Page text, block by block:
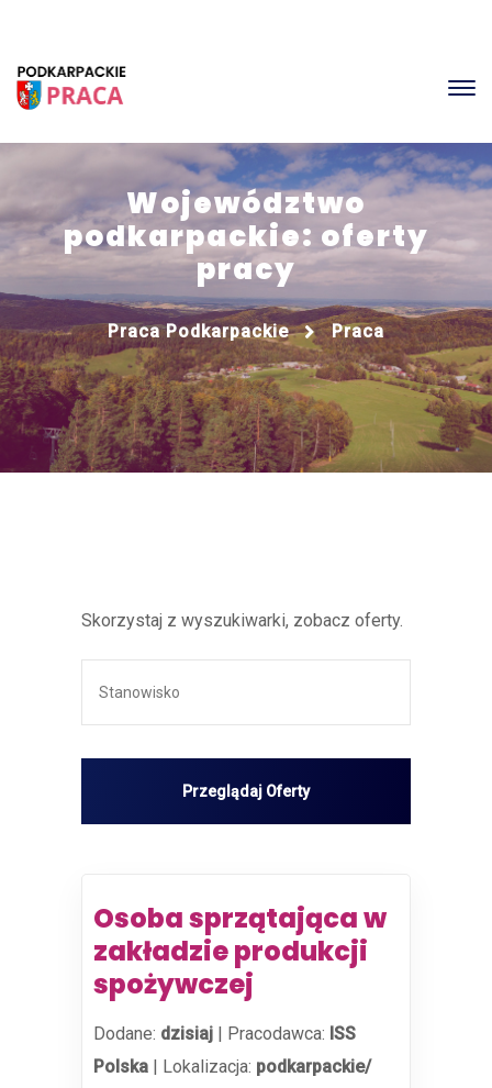
Województwo
podkarpackie: oferty
pracy
Praca Podkarpackie Praca
Skorzystaj z wyszukiwarki, zobacz oferty.
Osoba sprzątająca w
zakładzie produkcji
spożywczej
Dodane: dzisiaj | Pracodawca: ISS
Polska | Lokalizacja: podkarpackie/